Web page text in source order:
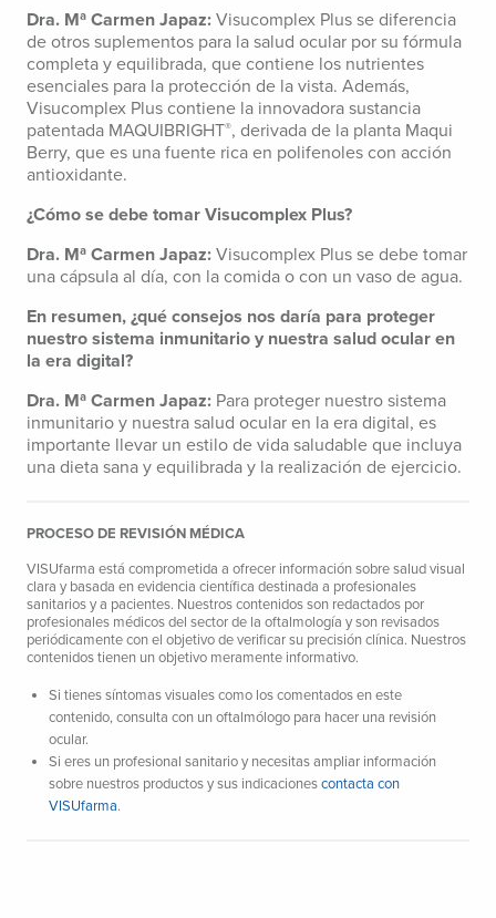
Dra. Mª Carmen Japaz: Visucomplex Plus se diferencia
de otros suplementos para la salud ocular por su fórmula
completa y equilibrada, que contiene los nutrientes
esenciales para la protección de la vista. Además,
Visucomplex Plus contiene la innovadora sustancia
patentada MAQUIBRIGHT®, derivada de la planta Maqui
Berry, que es una fuente rica en polifenoles con acción
antioxidante.
¿Cómo se debe tomar Visucomplex Plus?
Dra. Mª Carmen Japaz: Visucomplex Plus se debe tomar
una cápsula al día, con la comida o con un vaso de agua.
En resumen, ¿qué consejos nos daría para proteger
nuestro sistema inmunitario y nuestra salud ocular en
la era digital?
Dra. Mª Carmen Japaz: Para proteger nuestro sistema
inmunitario y nuestra salud ocular en la era digital, es
importante llevar un estilo de vida saludable que incluya
una dieta sana y equilibrada y la realización de ejercicio.
PROCESO DE REVISIÓN MÉDICA
VISUfarma está comprometida a ofrecer información sobre salud visual
clara y basada en evidencia científica destinada a profesionales
sanitarios y a pacientes. Nuestros contenidos son redactados por
profesionales médicos del sector de la oftalmología y son revisados
periódicamente con el objetivo de verificar su precisión clínica. Nuestros
contenidos tienen un objetivo meramente informativo.
Si tienes síntomas visuales como los comentados en este
contenido, consulta con un oftalmólogo para hacer una revisión
ocular.
Si eres un profesional sanitario y necesitas ampliar información
sobre nuestros productos y sus indicacionescontacta con
VISUfarma.